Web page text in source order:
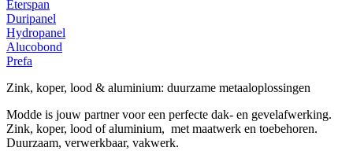
Eterspan
Duripanel
Hydropanel
Alucobond
Prefa
Zink, koper, lood & aluminium: duurzame metaaloplossingen
Modde is jouw partner voor een perfecte dak- en gevelafwerking.
Zink, koper, lood of aluminium, met maatwerk en toebehoren.
Duurzaam, verwerkbaar, vakwerk.